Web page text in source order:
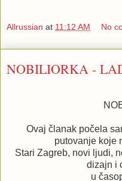
Allrussian at 11:12 AM No
NOBILIORKA -
Ovaj članak počela
putovanje koje
Stari Zagreb, novi ljudi,
dizajn i
u